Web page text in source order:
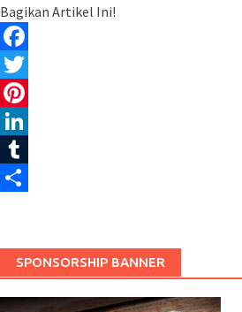
Bagikan Artikel Ini!
Facebook
Twitter
Pinterest
LinkedIn
Tumblr
SPONSORSHIP BANNER